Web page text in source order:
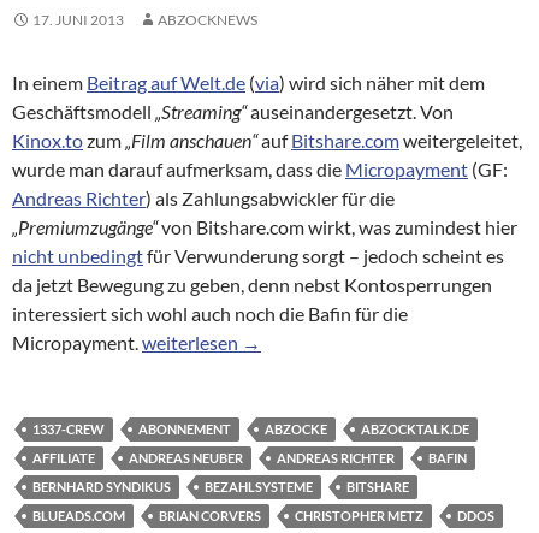
17. JUNI 2013 ABZOCKNEWS
In einem Beitrag auf Welt.de (via) wird sich näher mit dem
Geschäftsmodell „Streaming“auseinandergesetzt. Von
Kinox.tozum„Film anschauen“aufBitshare.comweitergeleitet,
wurde man darauf aufmerksam, dass die Micropayment (GF:
Andreas Richter) als Zahlungsabwickler für die
„Premiumzugänge“von Bitshare.com wirkt, was zumindest hier
nicht unbedingtfür Verwunderung sorgt – jedoch scheint es
da jetzt Bewegung zu geben, denn nebst Kontosperrungen
interessiert sich wohl auch noch die Bafin für die
Micropayment.Über Streaming-Seiten, Zahlungsabwickler,
weiterlesen →
1337-CREW ABONNEMENT ABZOCKE
ABZOCKTALK.DE
AFFILIATE
ANDREAS NEUBER ANDREAS RICHTER
BAFIN
BERNHARD SYNDIKUS
BEZAHLSYSTEME
BITSHARE
BLUEADS.COM
BRIAN CORVERS CHRISTOPHER METZ
DDOS